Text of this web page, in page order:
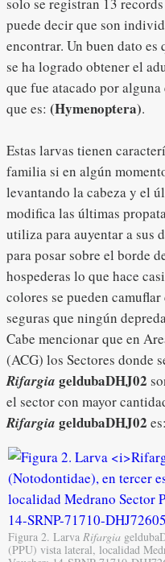
puede decir que son
encontrar. Un buen dato es
se ha logrado obtener el
que fue atacado por
que es: (Hymenoptera).
Estas larvas tienen
familia si en algún
levantando la cabeza y el
modifica las últimas
utiliza para auyentar a sus
para posar sobre el borde
hospederas lo que hace
colores se pueden
seguras que ningún
Cabe mencionar que en
(ACG) los Sectores donde
Rifargia geldubaDHJ02
el sector con mayor
Rifargia geldubaDHJ02
Figura 2. Larva Rifargia
(PPU) vista lateral, localidad